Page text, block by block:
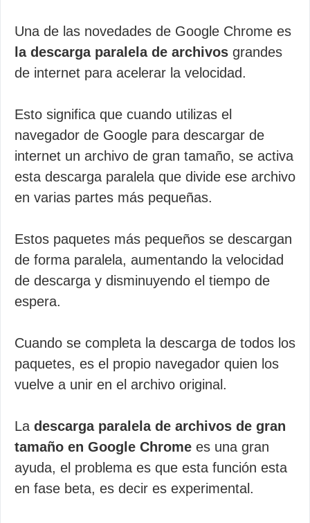
Una de las novedades de Google Chrome es
la descarga paralela de archivos grandes
de internet para acelerar la velocidad.
Esto significa que cuando utilizas el
navegador de Google para descargar de
internet un archivo de gran tamaño, se activa
esta descarga paralela que divide ese archivo
en varias partes más pequeñas.
Estos paquetes más pequeños se descargan
de forma paralela, aumentando la velocidad
de descarga y disminuyendo el tiempo de
espera.
Cuando se completa la descarga de todos los
paquetes, es el propio navegador quien los
vuelve a unir en el archivo original.
La descarga paralela de archivos de gran
tamaño en Google Chrome es una gran
ayuda, el problema es que esta función esta
en fase beta, es decir es experimental.